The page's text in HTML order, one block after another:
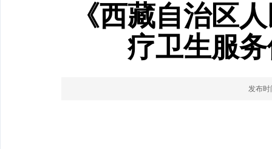
《西藏自治区
疗卫生服
发布时